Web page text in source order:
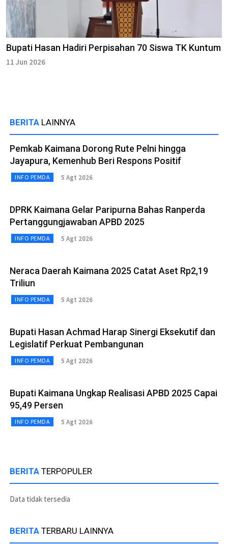
Bupati Hasan Hadiri Perpisahan 70 Siswa TK Kuntum
11 Jun 2026
BERITA LAINNYA
Pemkab Kaimana Dorong Rute Pelni hingga
Jayapura, Kemenhub Beri Respons Positif
INFO PEMDA 5 Agt 2026
DPRK Kaimana Gelar Paripurna Bahas Ranperda
Pertanggungjawaban APBD 2025
INFO PEMDA 5 Agt 2026
Neraca Daerah Kaimana 2025 Catat Aset Rp2,19
Triliun
INFO PEMDA 5 Agt 2026
Bupati Hasan Achmad Harap Sinergi Eksekutif dan
Legislatif Perkuat Pembangunan
INFO PEMDA 5 Agt 2026
Bupati Kaimana Ungkap Realisasi APBD 2025 Capai
95,49 Persen
INFO PEMDA 5 Agt 2026
BERITA TERPOPULER
Data tidak tersedia
BERITA TERBARU LAINNYA